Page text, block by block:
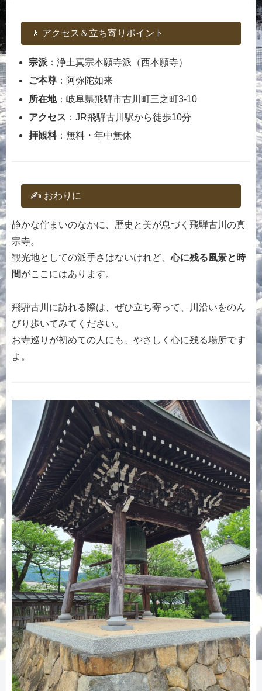
🚶 アクセス＆立ち寄りポイント
宗派 ：浄土真宗本願寺派（西本願寺）
ご本尊 ：阿弥陀如来
所在地：岐阜県飛騨市古川町三之町3-10
アクセス ：JR飛騨古川駅から徒歩10分
拝観料：無料・年中無休
✍️ おわりに
静かな佇まいのなかに、歴史と美が息づく飛騨古川の真
宗寺。
観光地としての派手さはないけれど、心に残る風景と時
間がここにはあります。
飛騨古川に訪れる際は、ぜひ立ち寄って、川沿いをのん
びり歩いてみてください。
お寺巡りが初めての人にも、やさしく心に残る場所です
よ。